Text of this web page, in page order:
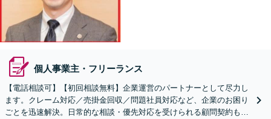
個人事業主・フリーランス
【電話相談可】【初回相談無料】企業運営のパートナーとして尽力し
ます。クレーム対応／売掛金回収／問題社員対応など、企業のお困り
ごとを迅速解決。日常的な相談・優先対応を受けられる顧問契約もお